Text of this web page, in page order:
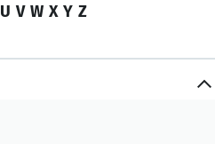
U V W X Y Z